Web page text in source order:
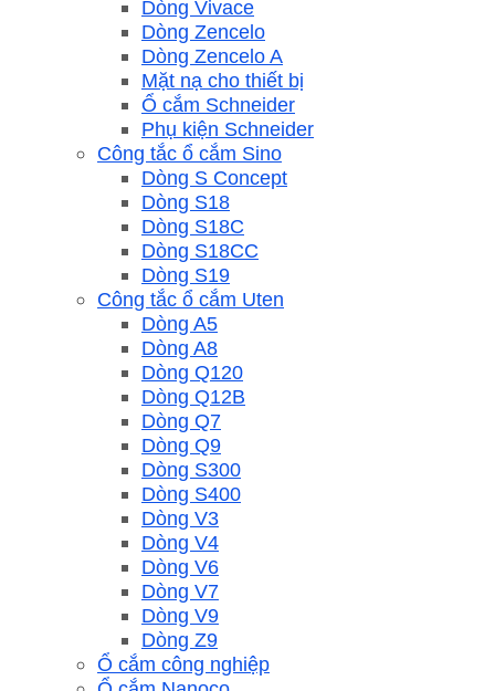
Dòng Vivace
Dòng Zencelo
Dòng Zencelo A
Mặt nạ cho thiết bị
Ổ cắm Schneider
Phụ kiện Schneider
Công tắc ổ cắm Sino
Dòng S Concept
Dòng S18
Dòng S18C
Dòng S18CC
Dòng S19
Công tắc ổ cắm Uten
Dòng A5
Dòng A8
Dòng Q120
Dòng Q12B
Dòng Q7
Dòng Q9
Dòng S300
Dòng S400
Dòng V3
Dòng V4
Dòng V6
Dòng V7
Dòng V9
Dòng Z9
Ổ cắm công nghiệp